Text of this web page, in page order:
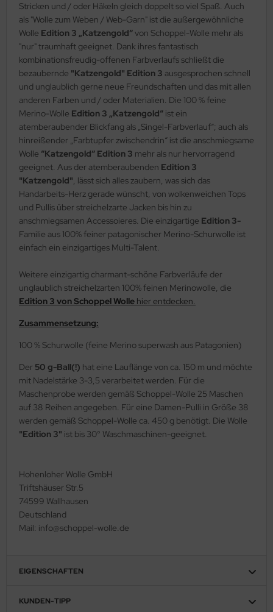
Stricken und / oder Häkeln gleich doppelt so viel Spaß. Auch
als "Wolle zum Weben / Web-Garn" ist die außergewöhnliche
Wolle Edition 3 „Katzengold“von Schoppel-Wolle mehr als
"nur" traumhaft geeignet. Dank ihres fantastisch
kombinationsfreudig-offenen Farbverlaufs schließt die
bezaubernde "Katzengold" Edition 3 ausgesprochen schnell
und unglaublich gerne neue Freundschaften und das mit allen
anderen Farben und / oder Materialien. Die 100 % feine
Merino-Wolle Edition 3 „Katzengold“ ist ein
atemberaubender Blickfang als „Singel-Farbverlauf“; auch als
hinreißender „Farbtupfer zwischendrin“ ist die anschmiegsame
Wolle “Katzengold“ Edition 3 mehr als nur hervorragend
geeignet. Aus der atemberaubenden Edition 3
"Katzengold", lässt sich alles zaubern, was sich das
Handarbeits-Herz gerade wünscht, von wolkenweichen Tops
und Pullis über streichelzarte Jacken bis hin zu
anschmiegsamen Accessoieres. Die einzigartige Edition 3-
Familie aus 100% feiner patagonischer Merino-Schurwolle ist
einfach ein einzigartiges Multi-Talent.
Weitere einzigartig charmant-schöne Farbverläufe der
unglaublich streichelzarten 100% feinen Merinowolle, die
Edition 3 von Schoppel Wolle hier entdecken.
Zusammensetzung:
100 % Schurwolle (feine Merino superwash aus Patagonien)
Der 50 g-Ball(!) hat eine Lauflänge von ca. 150 m und möchte
mit Nadelstärke 3-3,5 verarbeitet werden. Für die
Maschenprobe werden gemäß Schoppel-Wolle 25 Maschen
auf 38 Reihen angegeben. Für eine Damen-Pulli in Größe 38
werden gemäß Schoppel-Wolle ca. 450 g benötigt. Die Wolle
"Edition 3" ist bis 30° Waschmaschinen-geeignet.
Hohenloher Wolle GmbH
Triftshäuser Str.5
74599 Wallhausen
Deutschland
Mail: info@schoppel-wolle.de
EIGENSCHAFTEN
KUNDEN-TIPP